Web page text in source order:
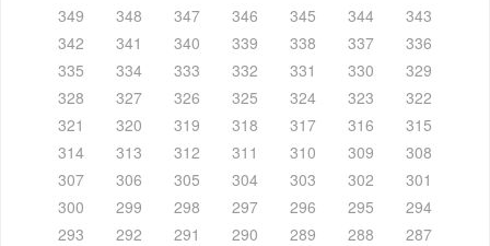
349
348 347 346 345 344
343
342
341 340 339 338 337
336
335
334 333 332 331 330
329
328
327 326 325 324 323
322
321
320 319 318 317 316
315
314
313 312 311 310 309
308
307
306 305 304 303 302
301
300
299 298 297 296 295
294
293
292 291 290 289 288
287